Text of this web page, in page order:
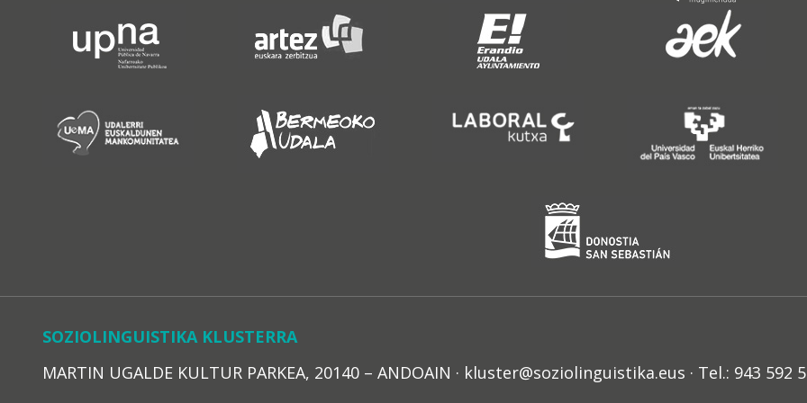
SOZIOLINGUISTIKA KLUSTERRA
MARTIN UGALDE KULTUR PARKEA, 20140 – ANDOAIN · kluster@soziolinguistika.eus · Tel.: 943 592